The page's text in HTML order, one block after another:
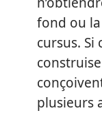
fond ou
cursus.
plusieurs